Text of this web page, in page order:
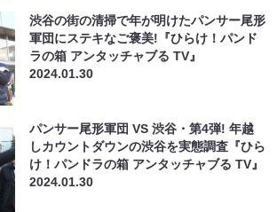
渋谷の街の清掃で年が明けたパンサー尾形
軍団にステキなご褒美!『ひらけ！パンド
ラの箱 アンタッチャブる TV』
2024.01.30
パンサー尾形軍団 VS 渋谷・第4弾! 年越
しカウントダウンの渋谷を実態調査『ひら
け！パンドラの箱 アンタッチャブる TV』
2024.01.30